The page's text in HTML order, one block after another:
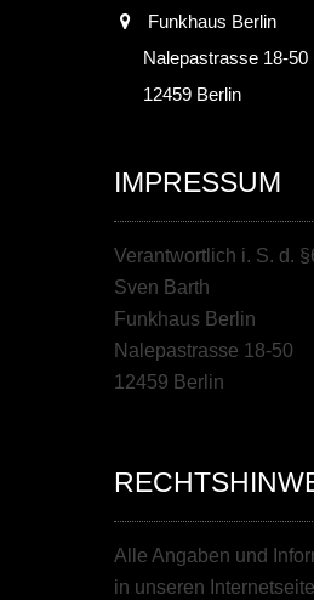
Funkhaus Berlin
Nalepastrasse 18-50
12459 Berlin
IMPRESSUM
Verantwortlich i. S. d.
Sven Barth
Funkhaus Berlin
Nalepastrasse 18-50
12459 Berlin
Alle Angaben und
in unseren